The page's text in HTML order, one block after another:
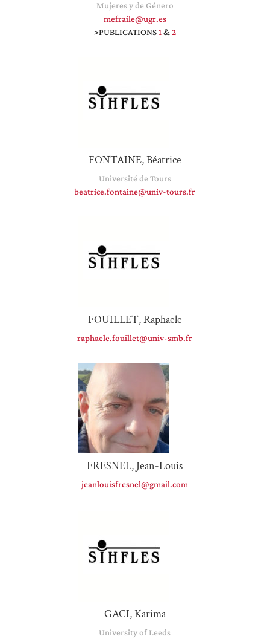
Mujeres y de Género
mefraile@ugr.es
>PUBLICATIONS1&2
FONTAINE, Béatrice
Université de Tours
beatrice.fontaine@univ-tours.fr
FOUILLET, Raphaele
raphaele.fouillet@univ-smb.fr
FRESNEL, Jean-Louis
jeanlouisfresnel@gmail.com
GACI, Karima
University of Leeds